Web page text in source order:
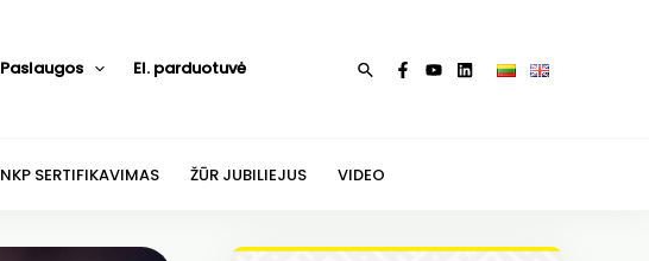
Paslaugos El. parduotuvė Paieška
NKP SERTIFIKAVIMAS ŽŪR JUBILIEJUS VIDEO